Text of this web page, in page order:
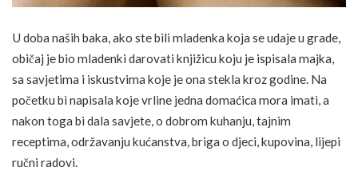
U doba naših baka, ako ste bili mladenka koja se udaje u grade,
običaj je bio mladenki darovati knjižicu koju je ispisala majka,
sa savjetima i iskustvima koje je ona stekla kroz godine. Na
početku bi napisala koje vrline jedna domaćica mora imati, a
nakon toga bi dala savjete, o dobrom kuhanju, tajnim
receptima, održavanju kućanstva, briga o djeci, kupovina, lijepi
ručni radovi.